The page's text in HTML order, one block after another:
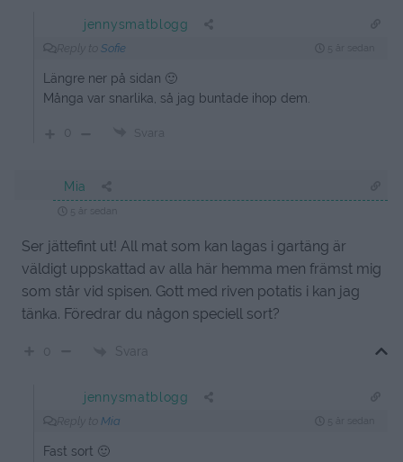
jennysmatblogg
Sofie
Längre ner på sidan 🙂
Många var snarlika, så jag buntade ihop dem.
0 Svara
Mia
Ser jättefint ut! All mat som kan lagas i gartäng är
väldigt uppskattad av alla här hemma men främst mig
som står vid spisen. Gott med riven potatis i kan jag
tänka. Föredrar du någon speciell sort?
0 Svara
jennysmatblogg
Mia
Fast sort 🙂